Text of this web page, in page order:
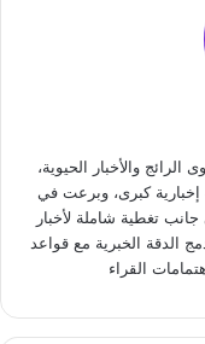
والأخبار الحيوية،
كبرى، وبرعت في
تغطية شاملة لأخبار
الدقة الخبرية مع قواعد